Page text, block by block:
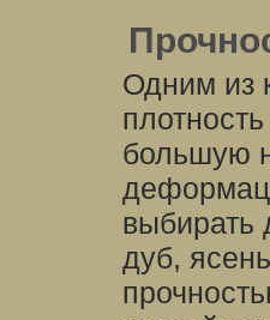
Одним из
большую
выбирать
дуб,